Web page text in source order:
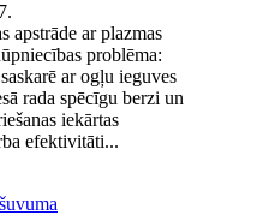
apstrāde ar plazmas
problēma:
ar ogļu ieguves
rada spēcīgu berzi un
iekārtas
efektivitāti...